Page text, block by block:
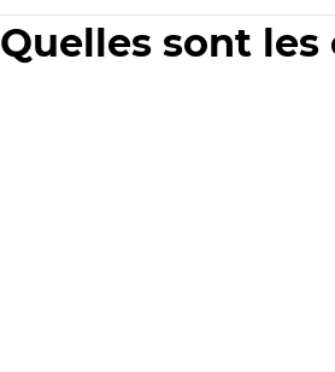
Quelles sont